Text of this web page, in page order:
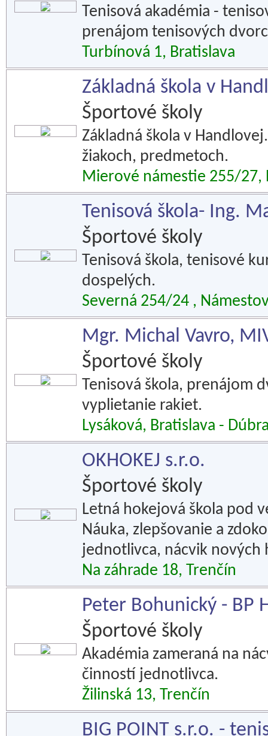
Tenisová akadémia -
prenájom tenisových
Turbínová 1, Bratislava
Základná škola v
Športové školy
Základná škola v
žiakoch, predmetoch.
Mierové námestie 255/27,
Tenisová škola- Ing.
Športové školy
Tenisová škola, tenisové
dospelých.
Severná 254/24 ,
Mgr. Michal Vavro,
Športové školy
Tenisová škola, prenájom
vyplietanie rakiet.
Lysáková, Bratislava -
OKHOKEJ s.r.o.
Športové školy
Letná hokejová škola pod
Náuka, zlepšovanie a
jednotlivca, nácvik nových
Na záhrade 18, Trenčín
Peter Bohunický - BP
Športové školy
Akadémia zameraná na
činností jednotlivca.
Žilinská 13, Trenčín
BIG POINT s.r.o. -